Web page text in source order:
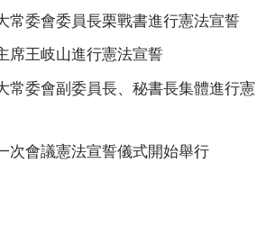
常委會委員長栗戰書進行憲法宣誓
席王岐山進行憲法宣誓
常委會副委員長、秘書長集體進行憲
次會議憲法宣誓儀式開始舉行